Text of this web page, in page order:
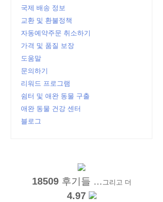
국제 배송 정보
교환 및 환불정책
자동예약주문 취소하기
가격 및 품질 보장
도움말
문의하기
리워드 프로그램
쉼터 및 애완 동물 구출
애완 동물 건강 센터
블로그
18509후기들 ... 그리고 더
4.97